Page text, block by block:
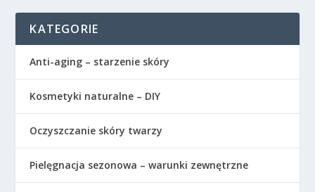
KATEGORIE
Anti-aging – starzenie skóry
Kosmetyki naturalne – DIY
Oczyszczanie skóry twarzy
Pielęgnacja sezonowa – warunki zewnętrzne